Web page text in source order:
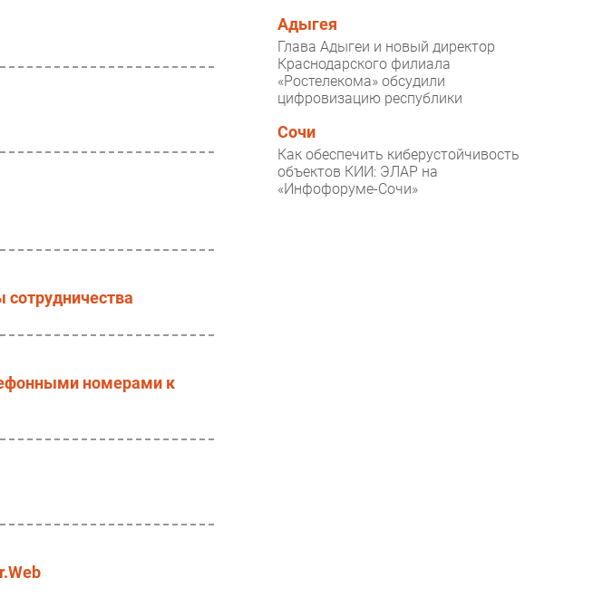
номерами к
Адыгея
Глава Адыгеи и новый директор
Краснодарского филиала
«Ростелекома» обсудили
цифровизацию республики
Сочи
Как обеспечить киберустойчивость
объектов КИИ: ЭЛАР на
«Инфофоруме-Сочи»